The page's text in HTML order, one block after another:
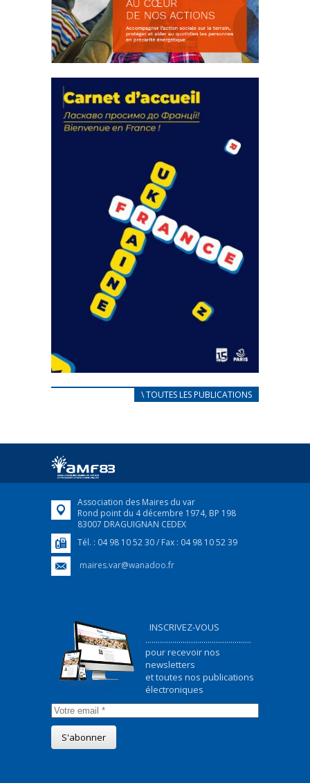
actions
18 septembre 2023
FEUILLETER
CARNET D’ACCUEIL
Afin d’accompagner au mieux les réfugiés
FEUILLETER
\ TOUTES LES PUBLICATIONS
Association des Maires du var
Rond point du 4 décembre 1974, BP 198
83007 DRAGUIGNAN CEDEX
Tél. : 04 98 10 52 30 / Fax : 04 98 10 52 39
maires.var@wanadoo.fr
INSCRIVEZ-VOUS
...................................................
pour recevoir nos
newsletters
et toutes nos publications
électroniques